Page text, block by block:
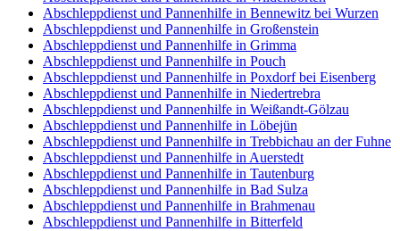
Abschleppdienst und Pannenhilfe in Bennewitz bei Wurzen
Abschleppdienst und Pannenhilfe in Großenstein
Abschleppdienst und Pannenhilfe in Grimma
Abschleppdienst und Pannenhilfe in Pouch
Abschleppdienst und Pannenhilfe in Poxdorf bei Eisenberg
Abschleppdienst und Pannenhilfe in Niedertrebra
Abschleppdienst und Pannenhilfe in Weißandt-Gölzau
Abschleppdienst und Pannenhilfe in Löbejün
Abschleppdienst und Pannenhilfe in Trebbichau an der Fuhne
Abschleppdienst und Pannenhilfe in Auerstedt
Abschleppdienst und Pannenhilfe in Tautenburg
Abschleppdienst und Pannenhilfe in Bad Sulza
Abschleppdienst und Pannenhilfe in Brahmenau
Abschleppdienst und Pannenhilfe in Bitterfeld